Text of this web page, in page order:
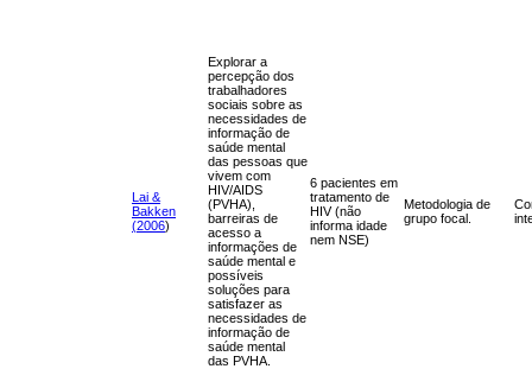
Lai &
Bakken
(2006)
Explorar a
percepção dos
trabalhadores
sociais sobre as
necessidades de
informação de
saúde mental
das pessoas que
vivem com
HIV/AIDS
(PVHA),
barreiras de
acesso a
informações de
saúde mental e
possíveis
soluções para
satisfazer as
necessidades de
informação de
saúde mental
das PVHA.
6 pacientes em
tratamento de
HIV (não
informa idade
nem NSE)
Metodologia de
grupo focal.